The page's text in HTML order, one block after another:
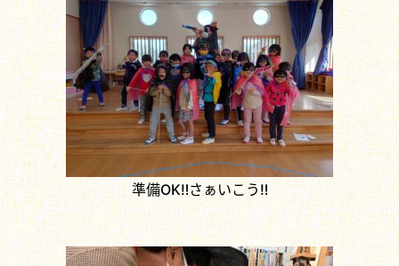
準備OK‼さぁいこう‼